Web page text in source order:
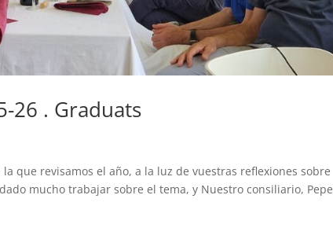
26 . Graduats
que revisamos el año, a la luz de vuestras reflexiones sobre
mucho trabajar sobre el tema, y Nuestro consiliario, Pepe